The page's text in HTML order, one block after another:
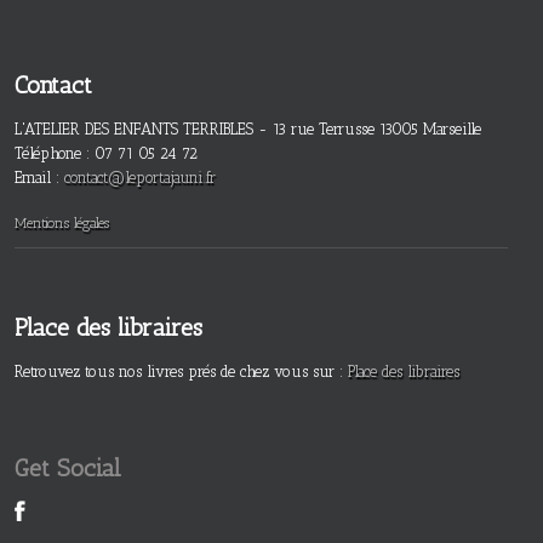
Contact
L'ATELIER DES ENFANTS TERRIBLES - 13 rue Terrusse 13005 Marseille
Téléphone : 07 71 05 24 72
Email : contact@leportajauni.fr
Mentions légales
Place des libraires
Retrouvez tous nos livres prés de chez vous sur : Place des libraires
Get Social